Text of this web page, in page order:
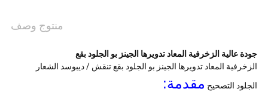
منتوج وصف
جودة عالية الزخرفية المعاد تدويرها الجينز بو الجلود بقع
الزخرفية المعاد تدويرها الجينز بو الجلود بقع تنقش / ديبوسد الشعار
الجلود التصحيح مقدمة: